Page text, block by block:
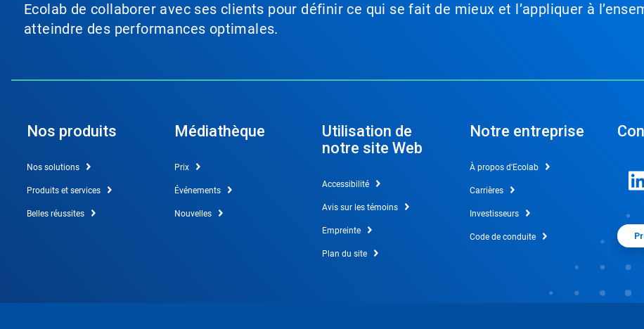
Ecolab de collaborer avec ses clients pour définir ce qui se fait de mieux et l’appliquer à
atteindre des performances optimales.
Nos produits
Nos solutions
Produits et services
Belles réussites
Médiathèque
Prix
Événements
Nouvelles
Utilisation de
notre site Web
Accessibilité
Avis sur les témoins
Empreinte
Plan du site
Notre entreprise
À propos d'Ecolab
Carrières
Investisseurs
Code de conduite